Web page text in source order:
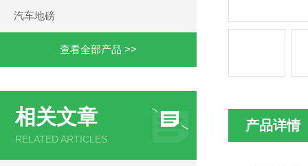
汽车地磅
查看全部产品 >>
相关文章
RELATED ARTICLES
产品详情